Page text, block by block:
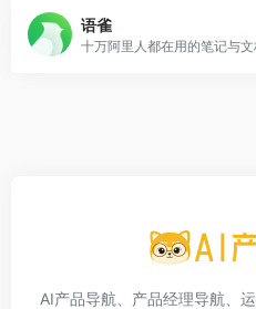
语雀
AI产品导航、产品经理导航、